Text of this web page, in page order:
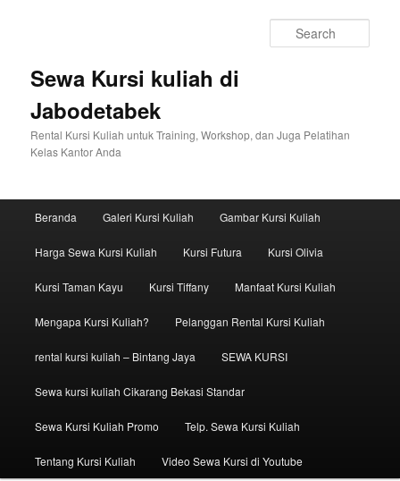
Sewa Kursi kuliah di
Jabodetabek
Rental Kursi Kuliah untuk Training, Workshop, dan Juga Pelatihan
Kelas Kantor Anda
Skip to primary content
Skip to secondary content
Beranda Galeri Kursi Kuliah Gambar Kursi Kuliah
Harga Sewa Kursi Kuliah Kursi Futura Kursi Olivia
Kursi Taman Kayu Kursi Tiffany Manfaat Kursi Kuliah
Mengapa Kursi Kuliah? Pelanggan Rental Kursi Kuliah
rental kursi kuliah – Bintang Jaya SEWA KURSI
Sewa kursi kuliah Cikarang Bekasi Standar
Sewa Kursi Kuliah Promo Telp. Sewa Kursi Kuliah
Tentang Kursi Kuliah Video Sewa Kursi di Youtube